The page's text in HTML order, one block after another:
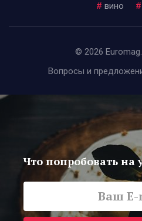
# вино #
© 2026
Вопросы и
Что попробовать на